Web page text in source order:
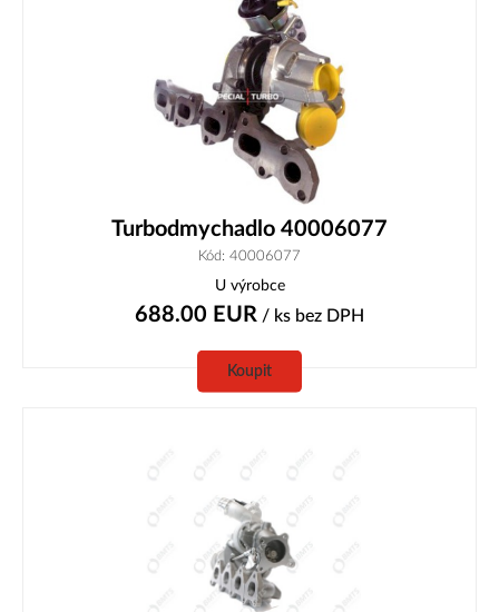
Turbodmychadlo 40006077
Kód: 40006077
U výrobce
688.00 EUR / ks bez DPH
Koupit